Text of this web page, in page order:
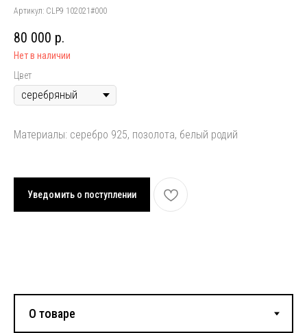
Артикул: CLP9 102021#000
80 000 р.
Нет в наличии
Цвет
Материалы: серебро 925, позолота, белый родий
Уведомить о поступлении
Смотрите также: